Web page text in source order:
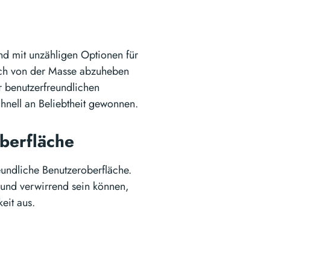
mit unzähligen Optionen für
von der Masse abzuheben
an Beliebtheit gewonnen.
Benutzeroberfläche.
verwirrend sein können,
aus.